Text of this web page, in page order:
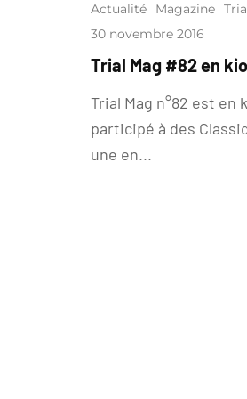
Actualité Magazine
30 novembre 2016
Trial Mag #82 en
Trial Mag n°82 est en
participé à des
une en...